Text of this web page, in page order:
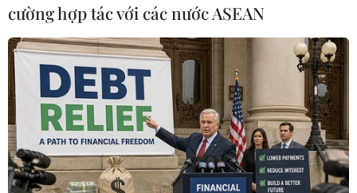
giữ ổn định tình hình trật tự và mời người nhà
bệnh nhi về công an phường Điện Biên giải
quyết sự việc.
Ngay sau khi vụ việc xảy ra, Sở Y tế Hà Nội đã
yêu cầu Bệnh viện đa khoa Xanh Pôn phối hợp
với các đơn vị liên quan khẩn trương làm rõ sự
việc người nhà bệnh nhân tấn công bác sỹ của
cường hợp tác với các nước ASEAN